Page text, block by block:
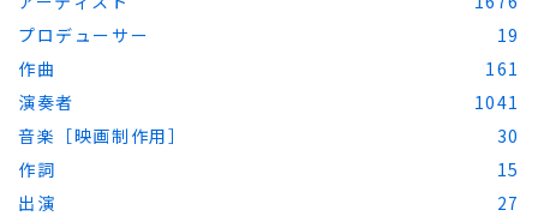
プロデューサー
19
作曲
161
演奏者
1041
音楽［映画制作用］
30
作詞
15
出演
27